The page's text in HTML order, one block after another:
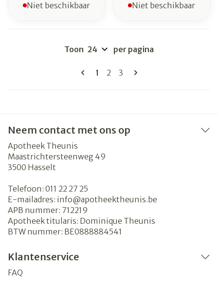
Niet beschikbaar Niet beschikbaar
Pagina's
U lees momenteel pagina
1 Pagina
2 Pagina
3
Toon per pagina
Neem contact met ons op
Apotheek Theunis
Maastrichtersteenweg 49
3500 Hasselt
Telefoon: 011 22 27 25
E-mailadres: info@apotheektheunis.be
APB nummer: 712219
Apotheek titularis: Dominique Theunis
BTW nummer: BE0888884541
Klantenservice
FAQ